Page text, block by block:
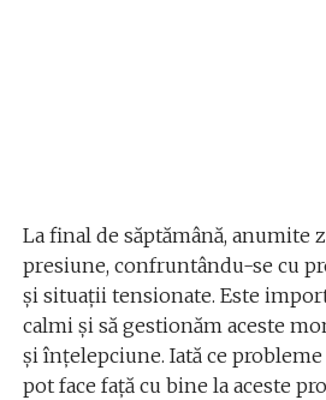
La final de săptămână, anumite
presiune, confruntându-se cu
și situații tensionate. Este
calmi și să gestionăm aceste
și înțelepciune. Iată ce
pot face față cu bine la aceste